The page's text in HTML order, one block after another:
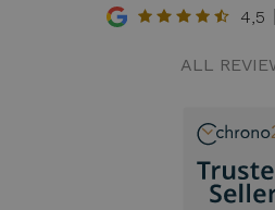
4,5
ALL